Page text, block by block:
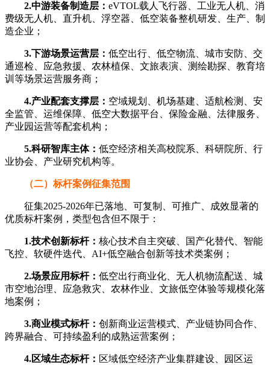
2.中游装备制造层： eVTOL载人飞行器、工业无人机、消
费级无人机、直升机、浮空器、低空装备整机研发、生产、制
造企业；
3.下游场景运营层： 低空出行、低空物流、城市安防、交
通巡检、应急救援、农林植保、文旅表演、测绘勘探、教育培
训等场景运营服务商；
4.产业配套支撑层： 空域规划、机场基建、适航检测、安
全监管、运维保障、低空大数据平台、保险金融、法律服务、
产业园运营等配套机构；
5.科研智库主体： 低空经济相关高校院系、科研院所、行
业协会、产业研究机构等。
（二）标杆案例征集范围
征集2025-2026年已落地、可复制、可推广、成效显著的
优质标杆案例，类型包含但不限于：
1.技术创新标杆： 核心技术自主突破、国产化替代、智能
飞控、软硬件迭代、AI+低空融合创新等技术类案例；
2.场景应用标杆： 低空出行商业化、无人机物流配送、城
市空地治理、应急救灾、农林作业、文旅低空体验等规模化落
地案例；
3.商业模式标杆： 创新商业运营模式、产业链协同合作、
跨界融合、可持续盈利的成熟运营案例；
4.区域生态标杆： 区域低空经济产业集群建设、园区运